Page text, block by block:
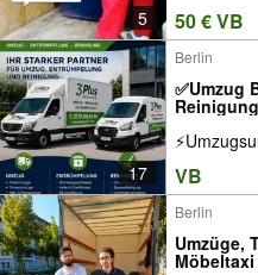
5 50 € VB
17
Berlin
✅Umzug
VB
Berlin
Umzüge,